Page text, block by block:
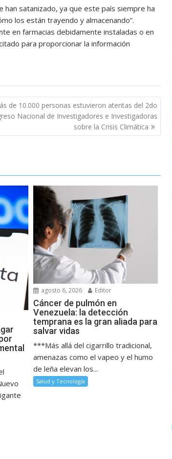
satanizado, ya que este país siempre ha
los están trayendo y almacenando”.
en farmacias debidamente instaladas o en
para proporcionar la información
de 10.000 personas estuvieron atentas del 2do
Nacional de Investigadores e Investigadoras
sobre la Crisis Climática
agosto 6, 2026 Editor
Cáncer de pulmón en
Venezuela: la detección
temprana es la gran aliada para
salvar vidas
***Más allá del cigarrillo tradicional,
amenazas como el vapeo y el humo
de leña elevan los...
Salud y Tecnología